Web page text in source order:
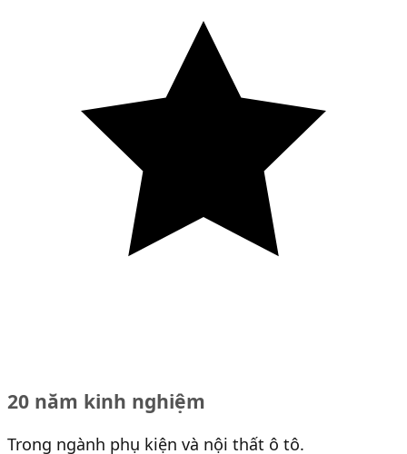
20 năm kinh nghiệm
Trong ngành phụ kiện và nội thất ô tô.